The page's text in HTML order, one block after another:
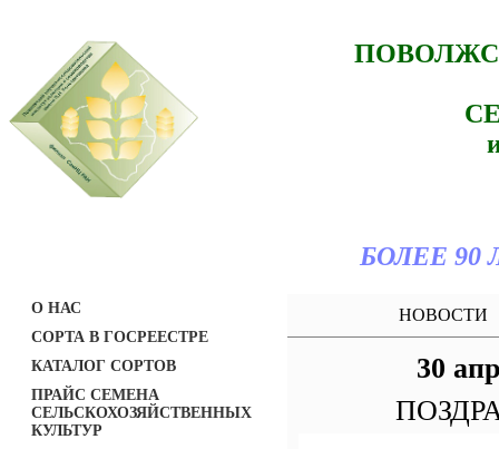
БОЛЕЕ
О НАС
СОРТА В ГОСРЕЕСТРЕ
КАТАЛОГ СОРТОВ
ПРАЙС СЕМЕНА
СЕЛЬСКОХОЗЯЙСТВЕННЫХ
КУЛЬТУР
НОВОСТИ
30